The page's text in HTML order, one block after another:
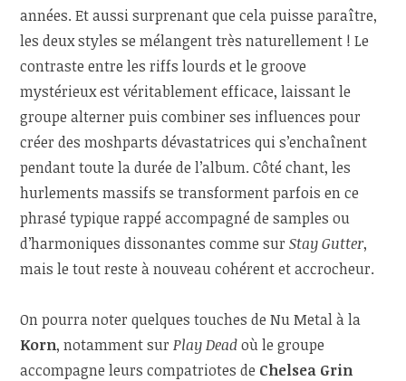
années. Et aussi surprenant que cela puisse paraître,
les deux styles se mélangent très naturellement ! Le
contraste entre les riffs lourds et le groove
mystérieux est véritablement efficace, laissant le
groupe alterner puis combiner ses influences pour
créer des moshparts dévastatrices qui s’enchaînent
pendant toute la durée de l’album. Côté chant, les
hurlements massifs se transforment parfois en ce
phrasé typique rappé accompagné de samples ou
d’harmoniques dissonantes comme surStay Gutter,
mais le tout reste à nouveau cohérent et accrocheur.
On pourra noter quelques touches de Nu Metal à la
Korn, notamment surPlay Deadoù le groupe
accompagne leurs compatriotes de Chelsea Grin